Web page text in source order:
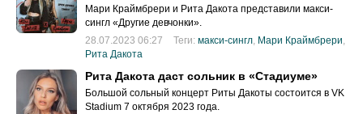
Мари Краймбрери и Рита Дакота представили макси-
сингл «Другие девчонки».
28.07.2023 06:27
Теги: макси-сингл, Мари Краймбрери,
Рита Дакота
Рита Дакота даст сольник в «Стадиуме»
Большой сольный концерт Риты Дакоты состоится в VK
Stadium 7 октября 2023 года.